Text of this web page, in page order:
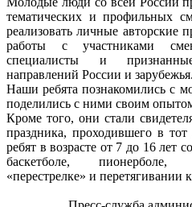
тематических и профильных
реализовать личные авторские
работы с участниками
специалисты и
направлений России и зарубежья.
Наши ребята познакомились с
поделились с ними своим
Кроме того, они стали
праздника, проходившего в
ребят в возрасте от 7 до 16 лет
баскетболе, пионерболе,
«перестрелке» и перетягивании